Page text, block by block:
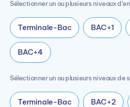
Sélectionner un ou plusieurs niveaux
Terminale-Bac BAC+1
BAC+4
Sélectionner un ou plusieurs niveaux de
Terminale-Bac BAC+2